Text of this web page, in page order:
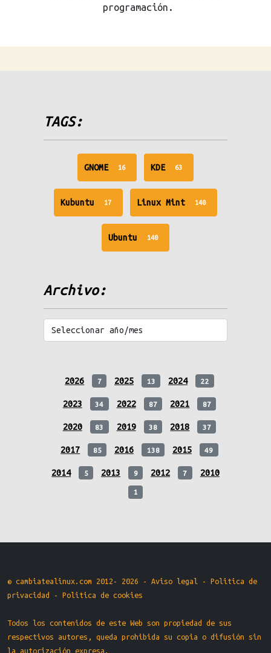
programación.
TAGS:
GNOME 16
unread
messages
KDE 63
messages
Kubuntu 17
unread
messages
Linux Mint 140
messages
Ubuntu 140
messages
Archivo:
2026 7 2025 13 2024 22
2023 34 2022 87 2021 87
2020 83 2019 38 2018 37
2017 85 2016 138 2015 49
2014 5 2013 9 2012 7 2010
1
© cambiatealinux.com 2012- 2026 - Aviso legal - Politica de
privacidad - Politica de cookies
Todos los contenidos de este Web son propiedad de sus
respectivos autores, queda prohibida su copia o difusión sin
la autorización expresa.